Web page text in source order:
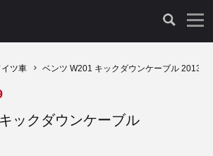
）
145）
イツ車 ベンツ W201 キックダウンケーブル
ックダウンケーブル